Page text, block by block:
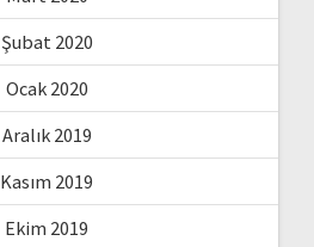
Şubat 2020
Ocak 2020
Aralık 2019
Kasım 2019
Ekim 2019